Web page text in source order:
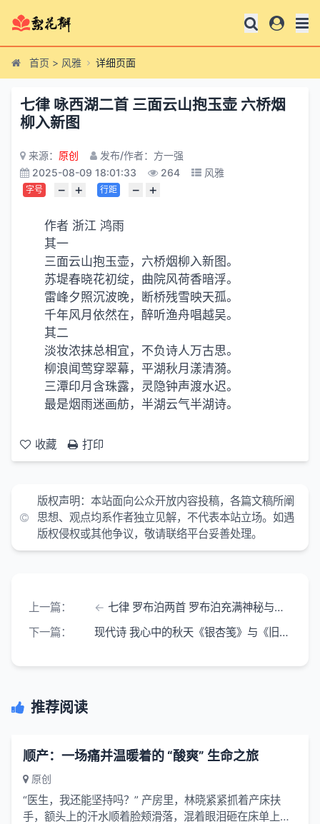
首页 > 风雅 详细页面
七律 咏西湖二首 三面云山抱玉壶 六桥烟
柳入新图
来源： 原创
发布/作者：方一强
2025-08-09 18:01:33
264 风雅
字号 − + 行距 − +
作者 浙江 鸿雨
其一
三面云山抱玉壶，六桥烟柳入新图。
苏堤春晓花初绽，曲院风荷香暗浮。
雷峰夕照沉波晚，断桥残雪映天孤。
千年风月依然在，醉听渔舟唱越吴。
其二
淡妆浓抹总相宜，不负诗人万古思。
柳浪闻莺穿翠幕，平湖秋月漾清漪。
三潭印月含珠露，灵隐钟声渡水迟。
最是烟雨迷画舫，半湖云气半湖诗。
收藏 打印
版权声明：本站面向公众开放内容投稿，各篇文稿所阐
思想、观点均系作者独立见解，不代表本站立场。如遇
版权侵权或其他争议，敬请联络平台妥善处理。
上一篇：
七律 罗布泊两首 罗布泊充满神秘与沧桑
下一篇：
现代诗 我心中的秋天《银杏笺》与《旧陶罐》作者 平炎
推荐阅读
顺产：一场痛并温暖着的 “酸爽” 生命之旅
原创
“医生，我还能坚持吗？” 产房里，林晓紧紧抓着产床扶
手，额头上的汗水顺着脸颊滑落，混着眼泪砸在床单上。